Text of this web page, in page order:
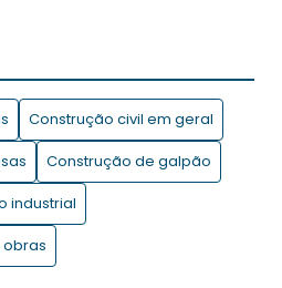
entenda a tecnologia e suas
construtora!
na gestão de projetos de
Construção civil em geral
Construção de galpão
industrial